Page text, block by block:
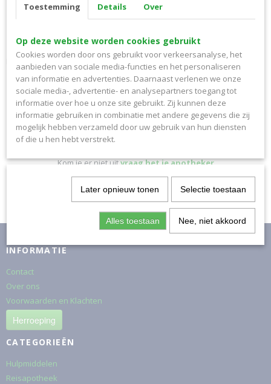
PrEP-medicatie 30st ** UR **
PrEP - medicatie 30,00 ST ** UR ** 30st ***** UITSLUITEND…
€ 22,50
Kom je er niet uitvraag het je apotheker
INFORMATIE
Contact
Over ons
Voorwaarden en Klachten
Herroeping
CATEGORIEËN
Hulpmiddelen
Reisapotheek
Toestemming Details Over
Op deze website worden cookies gebruikt
Cookies worden door ons gebruikt voor verkeersanalyse, het
aanbieden van sociale media-functies en het personaliseren
van informatie en advertenties. Daarnaast verlenen we onze
sociale media-, advertentie- en analysepartners toegang tot
informatie over hoe u onze site gebruikt. Zij kunnen deze
informatie gebruiken in combinatie met andere gegevens die zij
mogelijk hebben verzameld door uw gebruik van hun diensten
of die u hen hebt verstrekt.
Later opnieuw tonen Selectie toestaan
Alles toestaan Nee, niet akkoord